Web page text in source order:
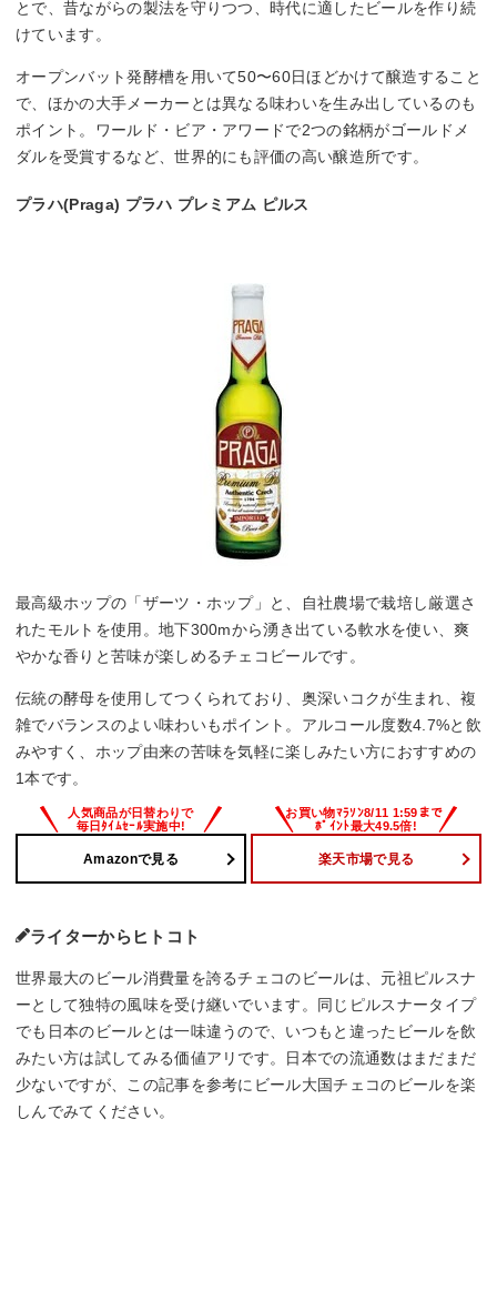
とで、昔ながらの製法を守りつつ、時代に適したビールを作り続
けています。
オープンバット発酵槽を用いて50〜60日ほどかけて醸造すること
で、ほかの大手メーカーとは異なる味わいを生み出しているのも
ポイント。ワールド・ビア・アワードで2つの銘柄がゴールドメ
ダルを受賞するなど、世界的にも評価の高い醸造所です。
プラハ(Praga) プラハ プレミアム ピルス
最高級ホップの「ザーツ・ホップ」と、自社農場で栽培し厳選さ
れたモルトを使用。地下300mから湧き出ている軟水を使い、爽
やかな香りと苦味が楽しめるチェコビールです。
伝統の酵母を使用してつくられており、奥深いコクが生まれ、複
雑でバランスのよい味わいもポイント。アルコール度数4.7%と飲
みやすく、ホップ由来の苦味を気軽に楽しみたい方におすすめの
1本です。
Amazonで見る 楽天市場で見る
ライターからヒトコト
世界最大のビール消費量を誇るチェコのビールは、元祖ピルスナ
ーとして独特の風味を受け継いでいます。同じピルスナータイプ
でも日本のビールとは一味違うので、いつもと違ったビールを飲
みたい方は試してみる価値アリです。日本での流通数はまだまだ
少ないですが、この記事を参考にビール大国チェコのビールを楽
しんでみてください。